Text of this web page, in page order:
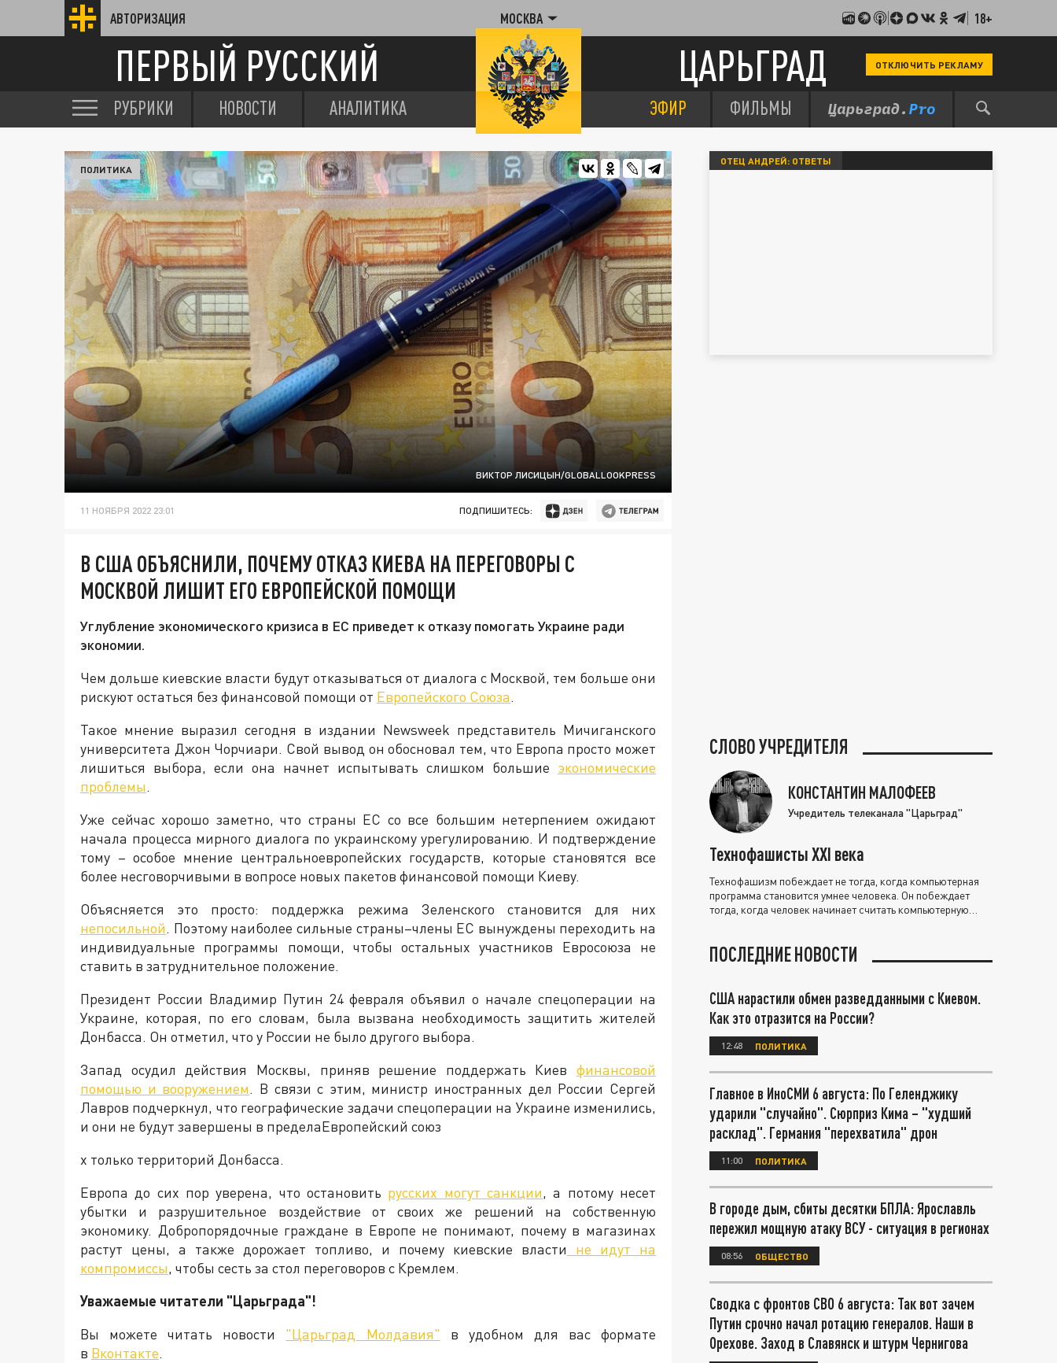
АВТОРИЗАЦИЯ МОСКВА 18+
ПЕРВЫЙ РУССКИЙ ЦАРЬГРАД ОТКЛЮЧИТЬ РЕКЛАМУ
РУБРИКИ НОВОСТИ АНАЛИТИКА ЭФИР ФИЛЬМЫ
ВИКТОР ЛИСИЦЫН/GLOBALLOOKPRESS
ПОЛИТИКА
11 НОЯБРЯ 2022 23:01 ПОДПИШИТЕСЬ:
В США ОБЪЯСНИЛИ, ПОЧЕМУ ОТКАЗ КИЕВА НА ПЕРЕГОВОРЫ С
МОСКВОЙ ЛИШИТ ЕГО ЕВРОПЕЙСКОЙ ПОМОЩИ
Углубление экономического кризиса в ЕС приведет к отказу помогать Украине ради
экономии.
Чем дольше киевские власти будут отказываться от диалога с Москвой, тем больше они
рискуют остаться без финансовой помощи от Европейского Союза.
Такое мнение выразил сегодня в издании Newsweek представитель Мичиганского
университета Джон Чорчиари. Свой вывод он обосновал тем, что Европа просто может
лишиться выбора, если она начнет испытывать слишком большие экономические
проблемы.
Уже сейчас хорошо заметно, что страны ЕС со все большим нетерпением ожидают
начала процесса мирного диалога по украинскому урегулированию. И подтверждение
тому – особое мнение центральноевропейских государств, которые становятся все
более несговорчивыми в вопросе новых пакетов финансовой помощи Киеву.
Объясняется это просто: поддержка режима Зеленского становится для них
непосильной. Поэтому наиболее сильные страны–члены ЕС вынуждены переходить на
индивидуальные программы помощи, чтобы остальных участников Евросоюза не
ставить в затруднительное положение.
Президент России Владимир Путин 24 февраля объявил о начале спецоперации на
Украине, которая, по его словам, была вызвана необходимость защитить жителей
Донбасса. Он отметил, что у России не было другого выбора.
Запад осудил действия Москвы, приняв решение поддержать Киев финансовой
помощью и вооружением. В связи с этим, министр иностранных дел России Сергей
Лавров подчеркнул, что географические задачи спецоперации на Украине изменились,
и они не будут завершены в пределаЕвропейский союз
х только территорий Донбасса.
Европа до сих пор уверена, что остановить русских могут санкции, а потому несет
убытки и разрушительное воздействие от своих же решений на собственную
экономику. Добропорядочные граждане в Европе не понимают, почему в магазинах
растут цены, а также дорожает топливо, и почему киевские власти не идут на
компромиссы, чтобы сесть за стол переговоров с Кремлем.
Уважаемые читатели "Царьграда"!
Вы можете читать новости "Царьград Молдавия" в удобном для вас формате
в Вконтакте.
ОТЕЦ АНДРЕЙ: ОТВЕТЫ
СЛОВО УЧРЕДИТЕЛЯ
КОНСТАНТИН МАЛОФЕЕВ
Учредитель телеканала "Царьград"
Технофашисты XXI века
Технофашизм побеждает не тогда, когда компьютерная
программа становится умнее человека. Он побеждает
тогда, когда человек начинает считать компьютерную
ПОСЛЕДНИЕ НОВОСТИ
США нарастили обмен разведданными с Киевом.
Как это отразится на России?
12:48 ПОЛИТИКА
Главное в ИноСМИ 6 августа: По Геленджику
ударили "случайно". Сюрприз Кима – "худший
расклад". Германия "перехватила" дрон
11:00 ПОЛИТИКА
В городе дым, сбиты десятки БПЛА: Ярославль
пережил мощную атаку ВСУ - ситуация в регионах
08:56 ОБЩЕСТВО
Сводка с фронтов СВО 6 августа: Так вот зачем
Путин срочно начал ротацию генералов. Наши в
Орехове. Заход в Славянск и штурм Чернигова